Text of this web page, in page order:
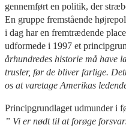
gennemført en politik, der
En gruppe fremstående
i dag har en fremtrædende
udformede i 1997 et
århundredes historie må have
trusler, før de bliver farlige.
os at varetage Amerikas
Principgrundlaget udmunder i
” Vi er nødt til at forøge